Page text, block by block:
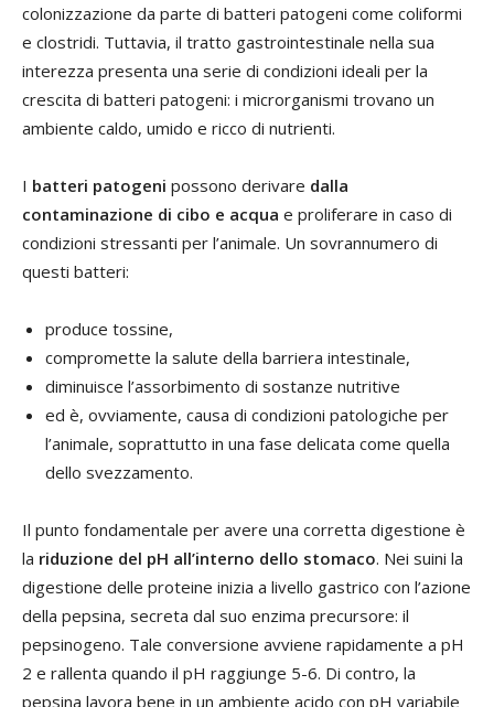
colonizzazione da parte di batteri patogeni come coliformi
e clostridi. Tuttavia, il tratto gastrointestinale nella sua
interezza presenta una serie di condizioni ideali per la
crescita di batteri patogeni: i microrganismi trovano un
ambiente caldo, umido e ricco di nutrienti.
I batteri patogeni possono derivare dalla
contaminazione di cibo e acqua e proliferare in caso di
condizioni stressanti per l’animale. Un sovrannumero di
questi batteri:
produce tossine,
compromette la salute della barriera intestinale,
diminuisce l’assorbimento di sostanze nutritive
ed è, ovviamente, causa di condizioni patologiche per
l’animale, soprattutto in una fase delicata come quella
dello svezzamento.
Il punto fondamentale per avere una corretta digestione è
la riduzione del pH all’interno dello stomaco. Nei suini la
digestione delle proteine inizia a livello gastrico con l’azione
della pepsina, secreta dal suo enzima precursore: il
pepsinogeno. Tale conversione avviene rapidamente a pH
2 e rallenta quando il pH raggiunge 5-6. Di contro, la
pepsina lavora bene in un ambiente acido con pH variabile